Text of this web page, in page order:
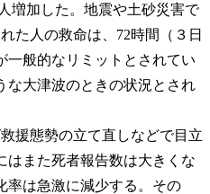
増加した。地震や土砂災害で
た人の救命は、72時間（３日
一般的なリミットとされてい
な大津波のときの状況とされ
援態勢の立て直しなどで目立
はまた死者報告数は大きくな
率は急激に減少する。その